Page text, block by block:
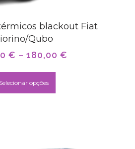
blackout Fiat
Qubo
€ – 180,00 €
Selecionar opções